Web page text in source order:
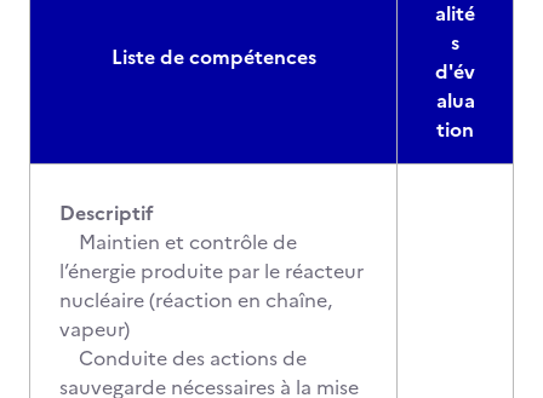
Liste de compétences
alité
s
d'év
alua
tion
Descriptif
Maintien et contrôle de
l’énergie produite par le réacteur
nucléaire (réaction en chaîne,
vapeur)
Conduite des actions de
sauvegarde nécessaires à la mise